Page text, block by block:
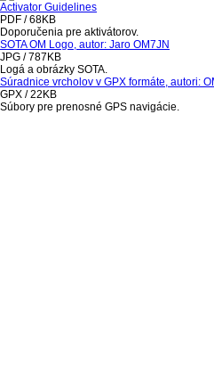
Activator Guidelines
PDF / 68KB
Doporučenia pre aktivátorov.
SOTA OM Logo, autor: Jaro OM7JN
JPG / 787KB
Logá a obrázky SOTA.
Súradnice vrcholov v GPX formáte, autori:
GPX / 22KB
Súbory pre prenosné GPS navigácie.